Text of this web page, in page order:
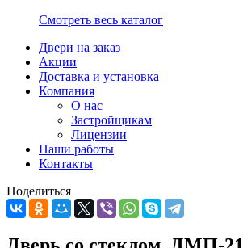
Смотреть весь каталог
Двери на заказ
Акции
Доставка и установка
Компания
О нас
Застройщикам
Лицензии
Наши работы
Контакты
Поделиться